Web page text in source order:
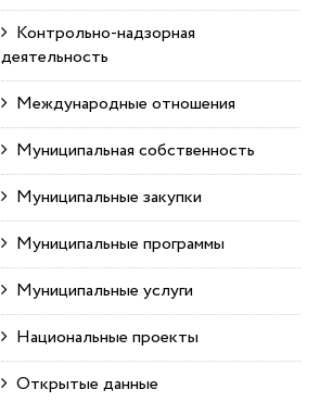
Контрольно-надзорная
деятельность
Международные отношения
Муниципальная собственность
Муниципальные закупки
Муниципальные программы
Муниципальные услуги
Национальные проекты
Открытые данные